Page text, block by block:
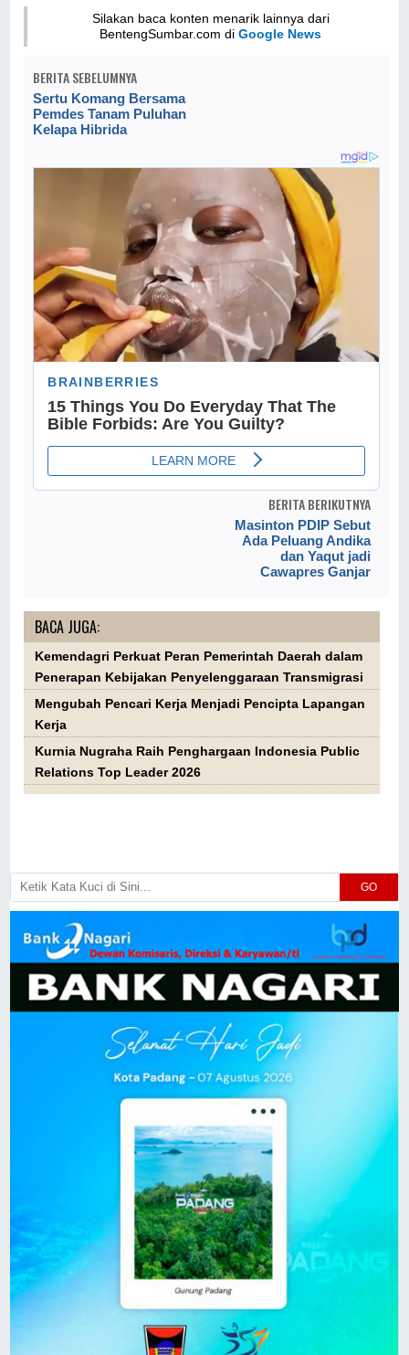
Silakan baca konten menarik lainnya dari
BentengSumbar.com diGoogle News
BERITA SEBELUMNYA
Sertu Komang Bersama
Pemdes Tanam Puluhan
Kelapa Hibrida
BERITA BERIKUTNYA
Masinton PDIP Sebut
Ada Peluang Andika
dan Yaqut jadi
Cawapres Ganjar
BACA JUGA:
Kemendagri Perkuat Peran Pemerintah Daerah dalam
Penerapan Kebijakan Penyelenggaraan Transmigrasi
Mengubah Pencari Kerja Menjadi Pencipta Lapangan
Kerja
Kurnia Nugraha Raih Penghargaan Indonesia Public
Relations Top Leader 2026
GO